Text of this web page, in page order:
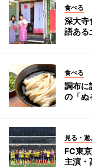
食べる
深大寺
語ある
食べる
調布に
の「ぬ
見る・遊
FC東
主演・